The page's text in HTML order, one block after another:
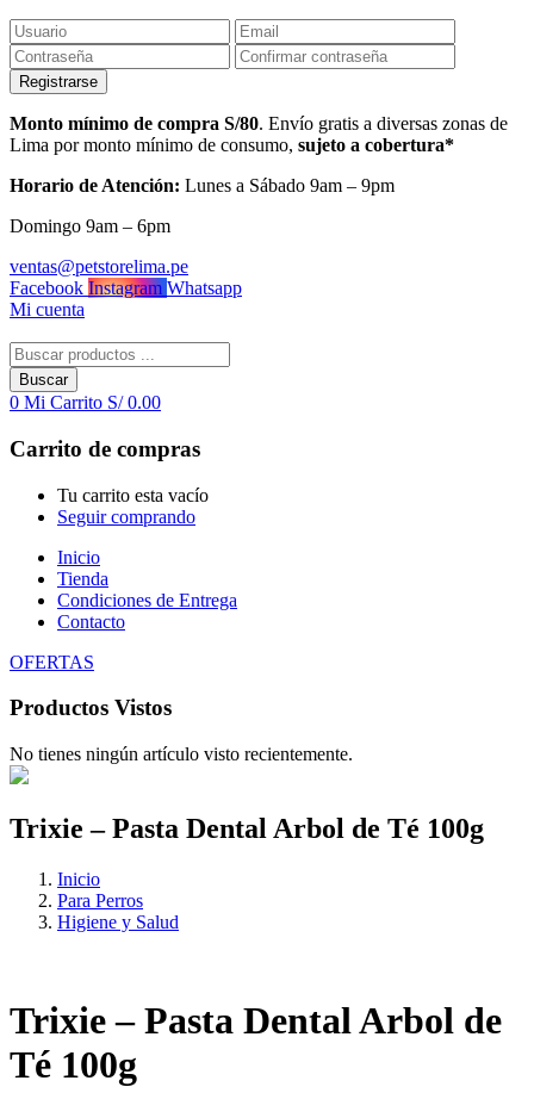
Monto mínimo de compra S/80. Envío gratis a diversas zonas de
Lima por monto mínimo de consumo, sujeto a cobertura*
Horario de Atención: Lunes a Sábado 9am – 9pm
Domingo 9am – 6pm
ventas@petstorelima.pe
Facebook Instagram Whatsapp
Mi cuenta
Buscar
0 Mi Carrito S/0.00
Carrito de compras
Tu carrito esta vacío
Seguir comprando
Inicio
Tienda
Condiciones de Entrega
Contacto
OFERTAS
Productos Vistos
No tienes ningún artículo visto recientemente.
Trixie – Pasta Dental Arbol de Té 100g
Inicio
Para Perros
Higiene y Salud
Trixie – Pasta Dental Arbol de
Té 100g